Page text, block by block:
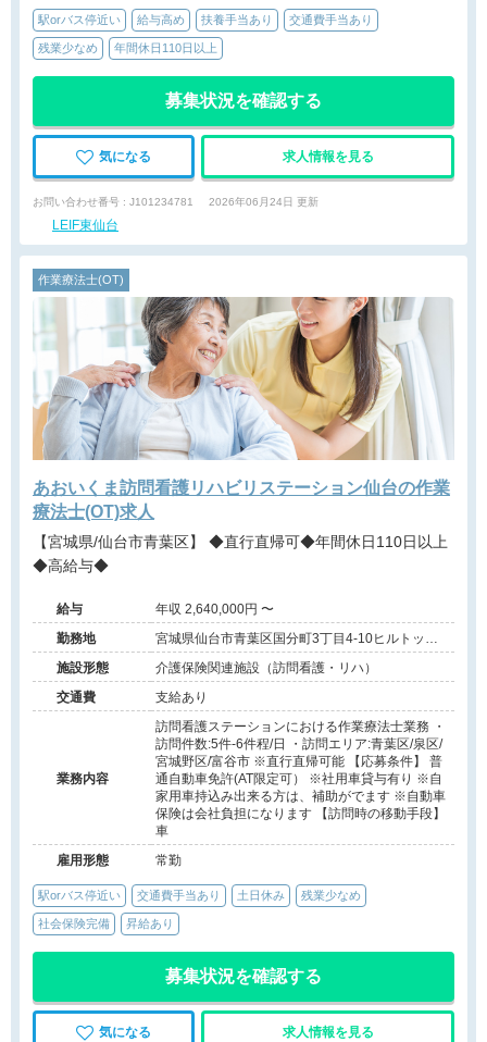
駅orバス停近い 給与高め 扶養手当あり 交通費手当あり
残業少なめ 年間休日110日以上
募集状況を確認する
気になる 求人情報を見る
お問い合わせ番号 : J101234781 2026年06月24日 更新
LEIF東仙台
作業療法士(OT)
あおいくま訪問看護リハビリステーション仙台の作業
療法士(OT)求人
【宮城県/仙台市青葉区】 ◆直行直帰可◆年間休日110日以上
◆高給与◆
給与
年収 2,640,000円 〜
勤務地
宮城県仙台市青葉区国分町3丁目4-10ヒルトップ
晩翠4階
施設形態
介護保険関連施設（訪問看護・リハ）
交通費
支給あり
業務内容
訪問看護ステーションにおける作業療法士業務 ・
訪問件数:5件-6件程/日 ・訪問エリア:青葉区/泉区/
宮城野区/富谷市 ※直行直帰可能 【応募条件】 普
通自動車免許(AT限定可） ※社用車貸与有り ※自
家用車持込み出来る方は、補助がでます ※自動車
保険は会社負担になります 【訪問時の移動手段】
車
雇用形態
常勤
駅orバス停近い 交通費手当あり 土日休み 残業少なめ
社会保険完備 昇給あり
募集状況を確認する
気になる 求人情報を見る